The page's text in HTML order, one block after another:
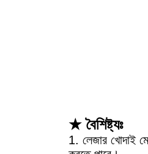
★ বৈশিষ্ট্যঃ
1. লেজার খোদাই